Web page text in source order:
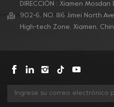
DIRECCIÓN : Xiamen
902-6, NO. 1116 Jimei North
High-tech Zone, Xiamen,